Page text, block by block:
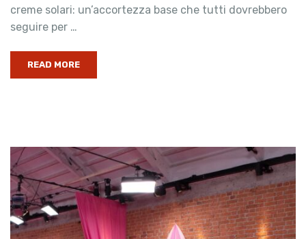
creme solari: un’accortezza base che tutti dovrebbero
seguire per …
READ MORE